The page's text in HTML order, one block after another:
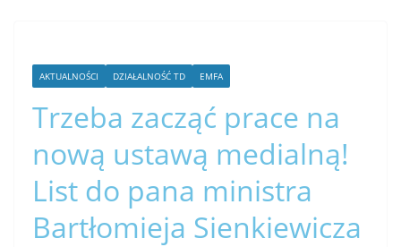
AKTUALNOŚCI DZIAŁALNOŚĆ TD EMFA
Trzeba zacząć prace na
nową ustawą medialną!
List do pana ministra
Bartłomieja Sienkiewicza